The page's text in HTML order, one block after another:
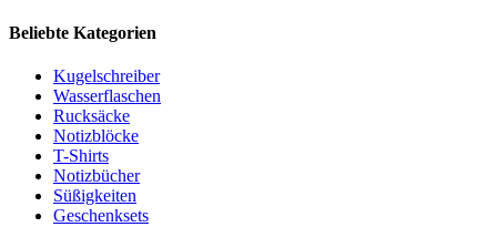
Beliebte Kategorien
Kugelschreiber
Wasserflaschen
Rucksäcke
Notizblöcke
T-Shirts
Notizbücher
Süßigkeiten
Geschenksets